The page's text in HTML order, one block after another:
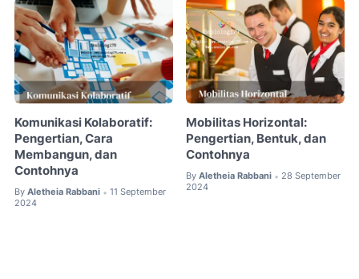
Komunikasi Kolaboratif:
Pengertian, Cara
Membangun, dan
Contohnya
By Aletheia Rabbani • 11 September
2024
Mobilitas Horizontal:
Pengertian, Bentuk, dan
Contohnya
By Aletheia Rabbani • 28 September
2024